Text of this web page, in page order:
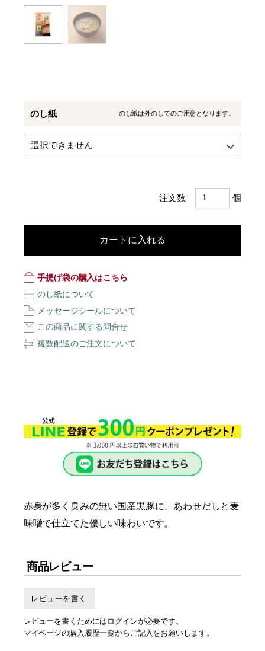
のし紙 のし紙は外のしでのご用意となります。
注文数 個
カートに入れる
手提げ袋の購入はこちら
のし紙について
メッセージシールについて
この商品に関する問合せ
複数配送のご注文について
赤身が多く臭みの無い国産黒豚に、あわせだしと麦
味噌で仕立てた優しい味わいです。
商品レビュー
レビューを書く
レビューを書くためにはログインが必要です。
マイページの購入履歴一覧からご記入をお願いします。